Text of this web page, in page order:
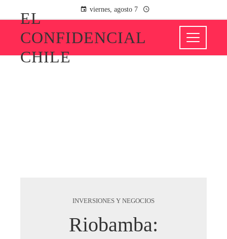
viernes, agosto 7
EL
CONFIDENCIAL
CHILE
INVERSIONES Y NEGOCIOS
Riobamba: